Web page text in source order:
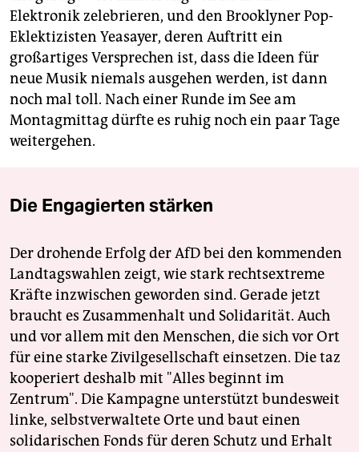
Elektronik zelebrieren, und den Brooklyner Pop-
Eklektizisten Yeasayer, deren Auftritt ein
großartiges Versprechen ist, dass die Ideen für
neue Musik niemals ausgehen werden, ist dann
noch mal toll. Nach einer Runde im See am
Montagmittag dürfte es ruhig noch ein paar Tage
weitergehen.
Die Engagierten stärken
Der drohende Erfolg der AfD bei den kommenden
Landtagswahlen zeigt, wie stark rechtsextreme
Kräfte inzwischen geworden sind. Gerade jetzt
braucht es Zusammenhalt und Solidarität. Auch
und vor allem mit den Menschen, die sich vor Ort
für eine starke Zivilgesellschaft einsetzen. Die taz
kooperiert deshalb mit "Alles beginnt im
Zentrum". Die Kampagne unterstützt bundesweit
linke, selbstverwaltete Orte und baut einen
solidarischen Fonds für deren Schutz und Erhalt